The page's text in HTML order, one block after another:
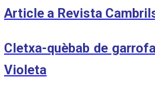
Article a Revista
Cletxa-quèbab de
Violeta